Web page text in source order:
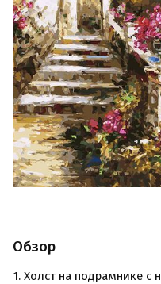
Обзор
1. Холст на подрамнике